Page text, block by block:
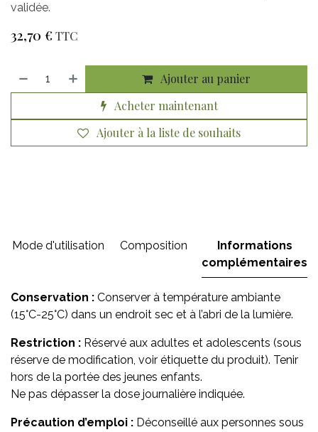
validée.
32,70 € TTC
Ajouter au panier
Acheter maintenant
Ajouter à la liste de souhaits
Mode d'utilisation Composition
Informations
complémentaires
Conservation : Conserver à température ambiante
(15°C-25°C) dans un endroit sec et à l’abri de la lumière.
Restriction : Réservé aux adultes et adolescents (sous
réserve de modification, voir étiquette du produit). Tenir
hors de la portée des jeunes enfants.
Ne pas dépasser la dose journalière indiquée.
Précaution d’emploi : Déconseillé aux personnes sous